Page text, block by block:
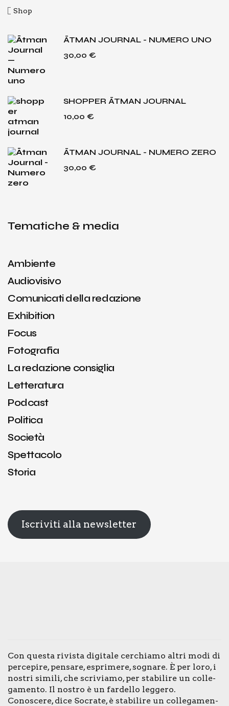
Shop
ĀTMAN JOURNAL - NUMERO UNO
30,00 €
SHOPPER ĀTMAN JOURNAL
10,00 €
ĀTMAN JOURNAL - NUMERO ZERO
30,00 €
Tematiche & media
Ambiente
Audiovisivo
Comunicati della redazione
Exhibition
Focus
Fotografia
La redazione consiglia
Letteratura
Podcast
Politica
Società
Spettacolo
Storia
Iscriviti alla newsletter
Con que­sta rivi­sta digi­ta­le cer­chia­mo altri modi di
per­ce­pi­re, pen­sa­re, espri­me­re, sogna­re. È per loro, i
nostri simi­li, che scri­via­mo, per sta­bi­li­re un col­le­
ga­men­to. Il nostro è un far­del­lo leg­ge­ro.
Cono­sce­re, dice Socra­te, è sta­bi­li­re un col­le­ga­men­